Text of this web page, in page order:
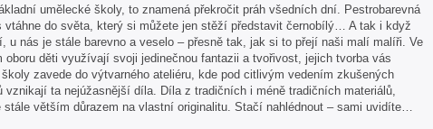
umělecké školy, to znamená překročit práh všedních dní. Pestrobarevná
vtáhne do světa, který si můžete jen stěží představit černobílý… A tak i když
u nás je stále barevno a veselo – přesně tak, jak si to přejí naši malí malíři. Ve
oboru děti využívají svoji jedinečnou fantazii a tvořivost, jejich tvorba vás
zavede do výtvarného ateliéru, kde pod citlivým vedením zkušených
vznikají ta nejúžasnější díla. Díla z tradičních i méně tradičních materiálů,
stále větším důrazem na vlastní originalitu. Stačí nahlédnout – sami uvidíte…